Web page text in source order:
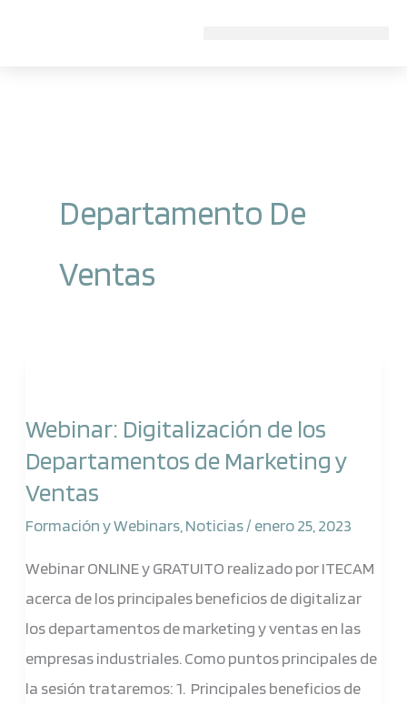
Departamento De
Ventas
Webinar: Digitalización de los
Departamentos de Marketing y
Ventas
Formación y Webinars Noticias/enero 25, 2023
Webinar ONLINE y GRATUITO realizado por ITECAM
acerca de los principales beneficios de digitalizar
los departamentos de marketing y ventas en las
empresas industriales. Como puntos principales de
la sesión trataremos: 1. Principales beneficios de
de
los
Departamentos
de